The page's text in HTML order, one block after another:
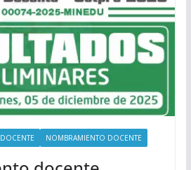
NOMBRAMIENTO DOCENTE